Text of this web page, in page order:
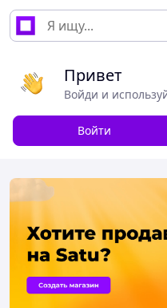
Привет
Войди и
Войти